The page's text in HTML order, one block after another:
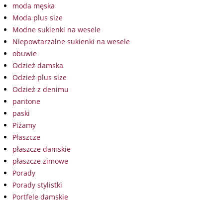
moda męska
Moda plus size
Modne sukienki na wesele
Niepowtarzalne sukienki na wesele
obuwie
Odzież damska
Odzież plus size
Odzież z denimu
pantone
paski
Piżamy
Płaszcze
płaszcze damskie
płaszcze zimowe
Porady
Porady stylistki
Portfele damskie